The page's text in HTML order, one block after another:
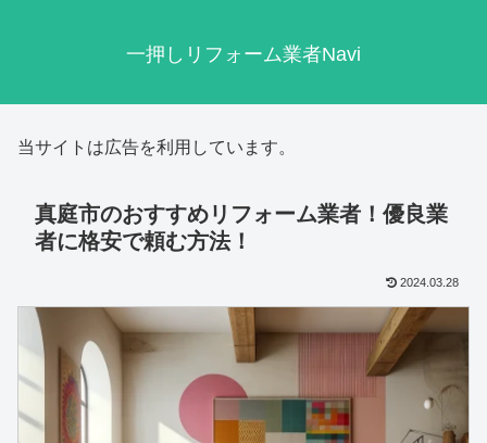
一押しリフォーム業者Navi
当サイトは広告を利用しています。
真庭市のおすすめリフォーム業者！優良業
者に格安で頼む方法！
2024.03.28